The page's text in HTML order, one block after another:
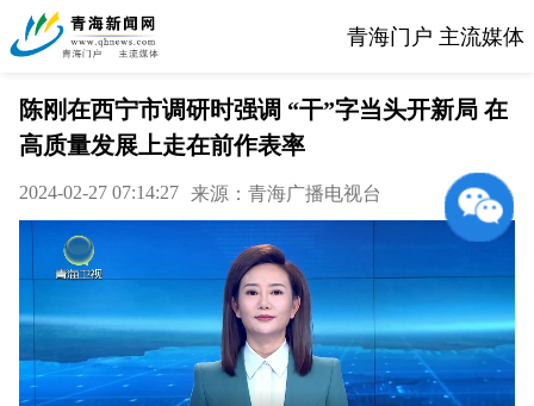
青海门户 主流媒体
陈刚在西宁市调研时强调 “干”字当头开新局 在
高质量发展上走在前作表率
2024-02-27 07:14:27 来源：青海广播电视台